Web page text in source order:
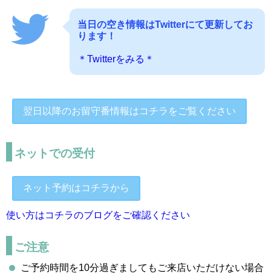
当日の空き情報はTwitterにて更新してお
ります！
＊Twitterをみる＊
翌日以降のお留守番情報はコチラをご覧ください
ネットでの受付
ネット予約はコチラから
使い方はコチラのブログをご確認ください
ご注意
ご予約時間を10分過ぎましてもご来店いただけない場合